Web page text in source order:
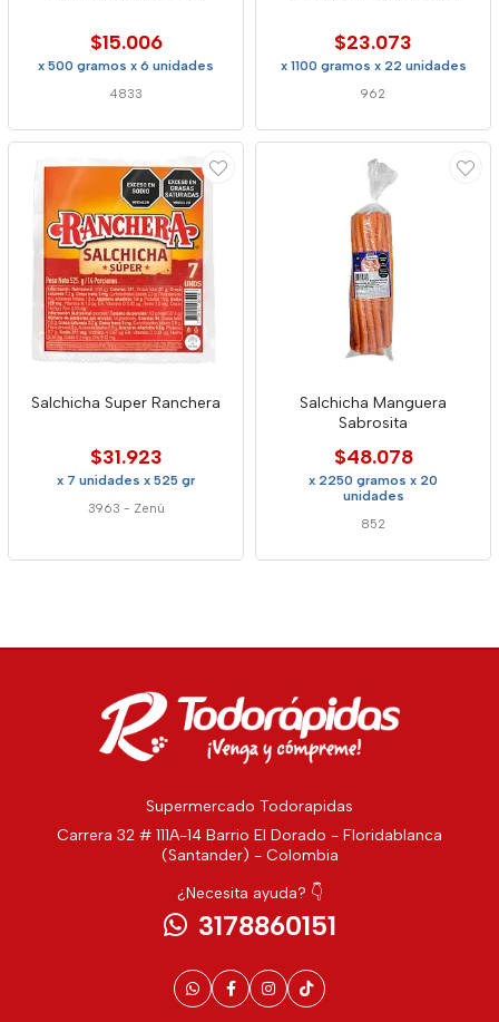
$15.006
x 500 gramos x 6 unidades
4833
$23.073
x 1100 gramos x 22 unidades
962
Salchicha Super Ranchera
$31.923
x 7 unidades x 525 gr
3963 - Zenú
Salchicha Manguera
Sabrosita
$48.078
x 2250 gramos x 20
unidades
852
Supermercado Todorapidas
Carrera 32 # 111A-14 Barrio El Dorado - Floridablanca
(Santander) - Colombia
¿Necesita ayuda? 👇
3178860151